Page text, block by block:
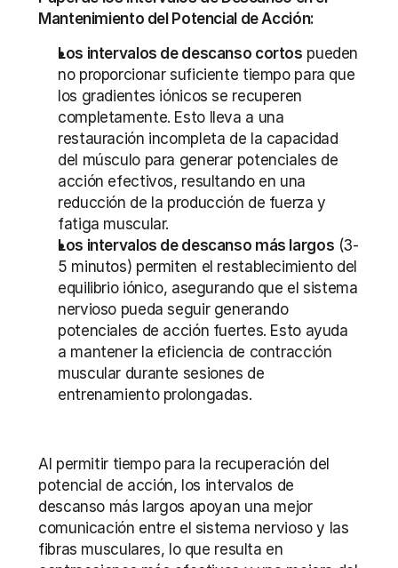
Mantenimiento del Potencial de Acción:
Los intervalos de descanso cortos pueden
no proporcionar suficiente tiempo para que
los gradientes iónicos se recuperen
completamente. Esto lleva a una
restauración incompleta de la capacidad
del músculo para generar potenciales de
acción efectivos, resultando en una
reducción de la producción de fuerza y
fatiga muscular.
Los intervalos de descanso más largos (3-
5 minutos) permiten el restablecimiento del
equilibrio iónico, asegurando que el sistema
nervioso pueda seguir generando
potenciales de acción fuertes. Esto ayuda
a mantener la eficiencia de contracción
muscular durante sesiones de
entrenamiento prolongadas.
Al permitir tiempo para la recuperación del
potencial de acción, los intervalos de
descanso más largos apoyan una mejor
comunicación entre el sistema nervioso y las
fibras musculares, lo que resulta en